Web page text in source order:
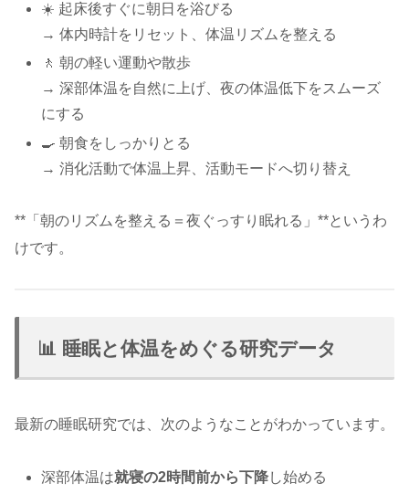
☀️ 起床後すぐに朝日を浴びる
→ 体内時計をリセット、体温リズムを整える
🚶 朝の軽い運動や散歩
→ 深部体温を自然に上げ、夜の体温低下をスムーズ
にする
🍳 朝食をしっかりとる
→ 消化活動で体温上昇、活動モードへ切り替え
**「朝のリズムを整える＝夜ぐっすり眠れる」**というわ
けです。
📊 睡眠と体温をめぐる研究データ
最新の睡眠研究では、次のようなことがわかっています。
深部体温は就寝の2時間前から下降し始める